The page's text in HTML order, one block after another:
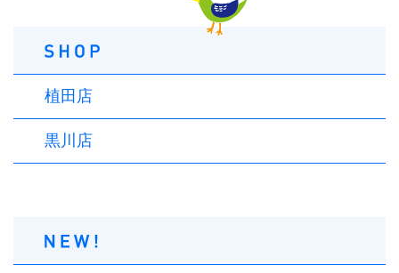
植田店
黒川店